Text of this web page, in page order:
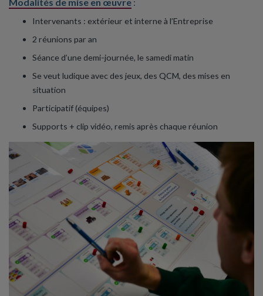
Intervenants : extérieur et interne à l’Entreprise
2 réunions par an
Séance d’une demi-journée, le samedi matin
Se veut ludique avec des jeux, des QCM, des mises en
situation
Participatif (équipes)
Supports + clip vidéo, remis après chaque réunion